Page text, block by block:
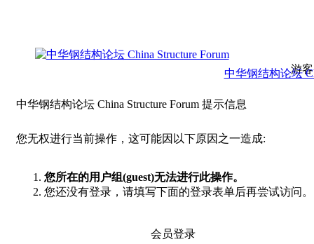
游
中华钢结构论坛
中华钢结构论坛 China Structure Forum 提示信息
您无权进行当前操作，这可能因以下原因之一造成:
您所在的用户组(guest)无法进行此操作。
您还没有登录，请填写下面的登录表单后再尝试访问。
会员登录